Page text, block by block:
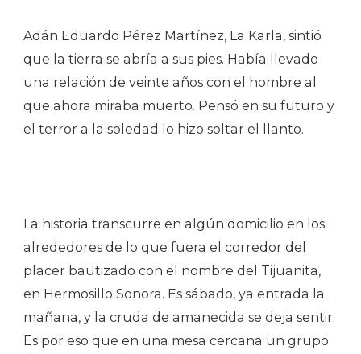
Adán Eduardo Pérez Martínez, La Karla, sintió
que la tierra se abría a sus pies. Había llevado
una relación de veinte años con el hombre al
que ahora miraba muerto. Pensó en su futuro y
el terror a la soledad lo hizo soltar el llanto.
La historia transcurre en algún domicilio en los
alrededores de lo que fuera el corredor del
placer bautizado con el nombre del Tijuanita,
en Hermosillo Sonora. Es sábado, ya entrada la
mañana, y la cruda de amanecida se deja sentir.
Es por eso que en una mesa cercana un grupo